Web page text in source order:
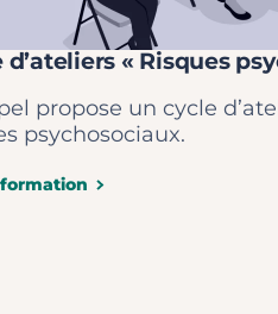
d’ateliers « Risques
propose un cycle
psychosociaux.